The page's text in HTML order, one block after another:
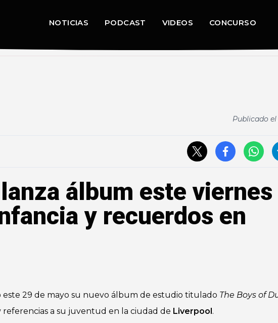
NOTICIAS PODCAST VIDEOS CONCURSO
Publicado el
álbum este viernes
y recuerdos en
29 de mayo su nuevo álbum de estudio titulado The Boys of
a su juventud en la ciudad de Liverpool.